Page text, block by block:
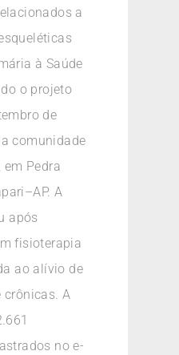
a
à Saúde
o projeto
de
comunidade
em Pedra
A
após
fisioterapia
ao alívio de
crônicas. A
no e-